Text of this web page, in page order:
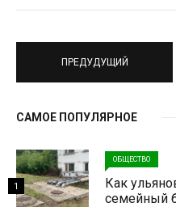
ПРЕДУДУЩИЙ
САМОЕ ПОПУЛЯРНОЕ
ОБЩЕСТВО
Как
семейный
1